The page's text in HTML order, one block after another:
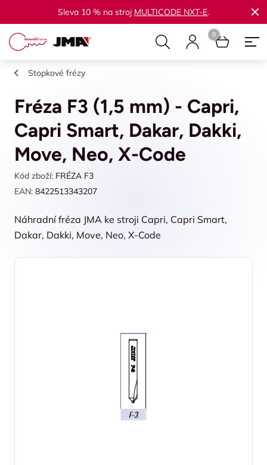
Sleva 10 % na stroj MULTICODE NXT-E.
Stopkové frézy
Fréza F3 (1,5 mm) - Capri,
Capri Smart, Dakar, Dakki,
Move, Neo, X-Code
Kód zboží: FRÉZA F3
EAN: 8422513343207
Náhradní fréza JMA ke stroji Capri, Capri Smart,
Dakar, Dakki, Move, Neo, X-Code